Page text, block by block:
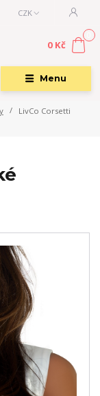
Menu
CZK
0 Kč
LivCo Corsetti